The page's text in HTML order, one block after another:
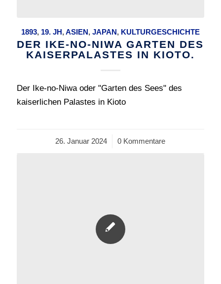
1893, 19. JH,ASIEN, JAPAN, KULTURGESCHICHTE
DER IKE-NO-NIWA GARTEN DES
KAISERPALASTES IN KIOTO.
Der Ike-no-Niwa oder "Garten des Sees" des
kaiserlichen Palastes in Kioto
26. Januar 2024
/ 0 Kommentare